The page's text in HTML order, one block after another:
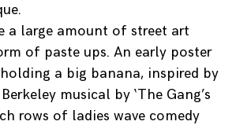
a large amount of street art
of paste ups. An early poster
a big banana, inspired by
musical by ‘The Gang’s
rows of ladies wave comedy